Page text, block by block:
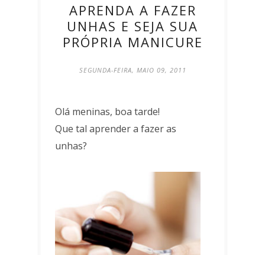
APRENDA A FAZER
UNHAS E SEJA SUA
PRÓPRIA MANICURE
SEGUNDA-FEIRA, MAIO 09, 2011
Olá meninas, boa tarde!
Que tal aprender a fazer as
unhas?